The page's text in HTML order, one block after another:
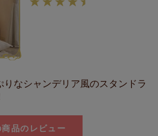
なシャンデリア風のスタンドラ
商品のレビュー